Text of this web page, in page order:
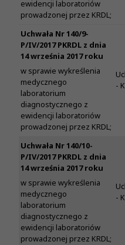
ewidencji laboratoriów
prowadzonej przez KRDL;
Uchwała Nr 140/9-
P/IV/2017 PKRDL z dnia
14 września 2017 roku
w sprawie wykreślenia
medycznego
laboratorium
diagnostycznego z
ewidencji laboratoriów
prowadzonej przez KRDL;
-
Uchwała Nr 140/10-
P/IV/2017 PKRDL z dnia
14 września 2017 roku
w sprawie wykreślenia
medycznego
laboratorium
diagnostycznego z
ewidencji laboratoriów
prowadzonej przez KRDL;
-